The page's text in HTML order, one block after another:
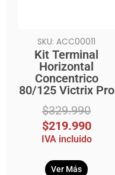
SKU: ACC00011
Kit Terminal
Horizontal
Concentrico
80/125 Victrix Pro
$329.990
$219.990
IVA incluido
Ver Más